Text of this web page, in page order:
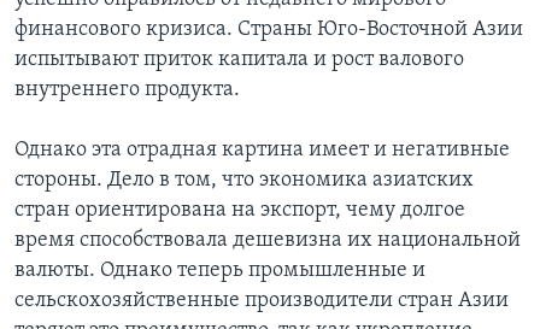
Learning English
Языки
финансового кризиса. Страны Юго-Восточной Азии
испытывают приток капитала и рост валового
внутреннего продукта.
Однако эта отрадная картина имеет и негативные
стороны. Дело в том, что экономика азиатских
стран ориентирована на экспорт, чему долгое
время способствовала дешевизна их национальной
валюты. Однако теперь промышленные и
сельскохозяйственные производители стран Азии